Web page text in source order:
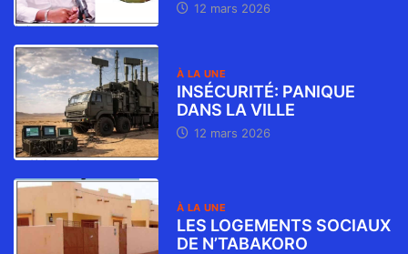
12 mars 2026
À LA UNE
INSÉCURITÉ: PANIQUE
DANS LA VILLE
12 mars 2026
À LA UNE
LES LOGEMENTS SOCIAUX
DE N’TABAKORO